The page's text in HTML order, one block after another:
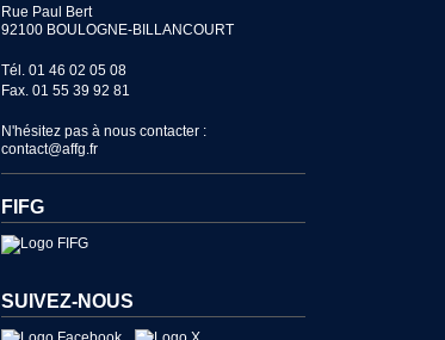
Rue Paul Bert
92100 BOULOGNE-BILLANCOURT
Tél. 01 46 02 05 08
Fax. 01 55 39 92 81
N'hésitez pas à nous contacter :
contact@affg.fr
FIFG
SUIVEZ-NOUS